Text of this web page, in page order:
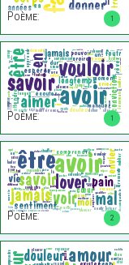
1
Poème:
1
Poème:
2
Poème: